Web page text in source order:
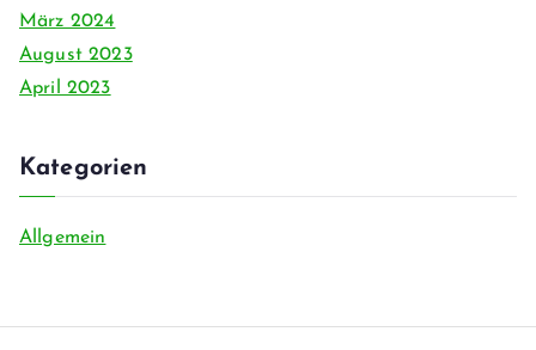
März 2024
August 2023
April 2023
Kategorien
Allgemein